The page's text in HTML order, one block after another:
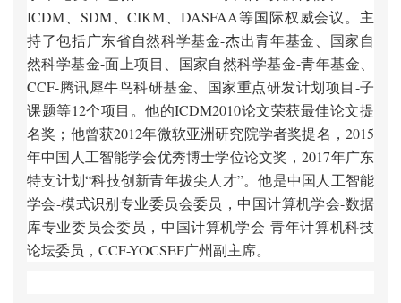
ICDM、SDM、CIKM、DASFAA等国际权威会议。主
持了包括广东省自然科学基金-杰出青年基金、国家自
然科学基金-面上项目、国家自然科学基金-青年基金、
CCF-腾讯犀牛鸟科研基金、国家重点研发计划项目-子
课题等12个项目。他的ICDM2010论文荣获最佳论文提
名奖；他曾获2012年微软亚洲研究院学者奖提名，2015
年中国人工智能学会优秀博士学位论文奖，2017年广东
特支计划“科技创新青年拔尖人才”。他是中国人工智能
学会-模式识别专业委员会委员，中国计算机学会-数据
库专业委员会委员，中国计算机学会-青年计算机科技
论坛委员，CCF-YOCSEF广州副主席。